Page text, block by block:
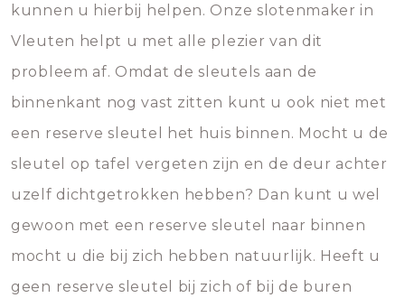
kunnen u hierbij helpen. Onze slotenmaker in
Vleuten helpt u met alle plezier van dit
probleem af. Omdat de sleutels aan de
binnenkant nog vast zitten kunt u ook niet met
een reserve sleutel het huis binnen. Mocht u de
sleutel op tafel vergeten zijn en de deur achter
uzelf dichtgetrokken hebben? Dan kunt u wel
gewoon met een reserve sleutel naar binnen
mocht u die bij zich hebben natuurlijk. Heeft u
geen reserve sleutel bij zich of bij de buren